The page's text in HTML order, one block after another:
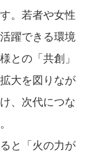
。若者や女性
躍できる環境
との「共創」
大を図りなが
、次代につな
と「火の力が